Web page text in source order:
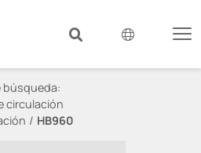
búsqueda:
circulación
HB960